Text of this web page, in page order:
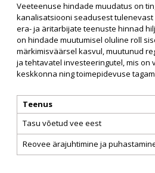
Veeteenuse hindade muudatus on
kanalisatsiooni seadusest
era- ja äritarbijate teenuste hinnad
on hindade muutumisel oluline roll
märkimisväärsel kasvul, muutunud
ja tehtavatel investeeringutel, mis on
keskkonna ning toimepidevuse
Teenus
Tasu võetud vee eest
Reovee ärajuhtimine ja